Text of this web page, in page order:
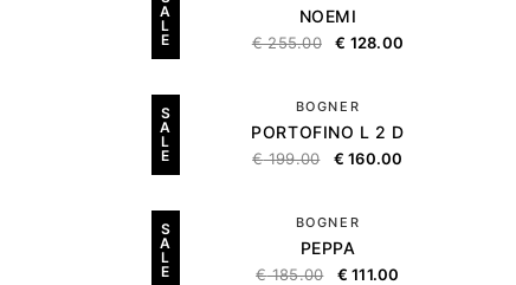
A
L
E
NOEMI
€255.00 € 128.00
S
A
L
E
BOGNER
PORTOFINO L 2 D
€199.00 € 160.00
S
A
L
E
BOGNER
PEPPA
€185.00 € 111.00